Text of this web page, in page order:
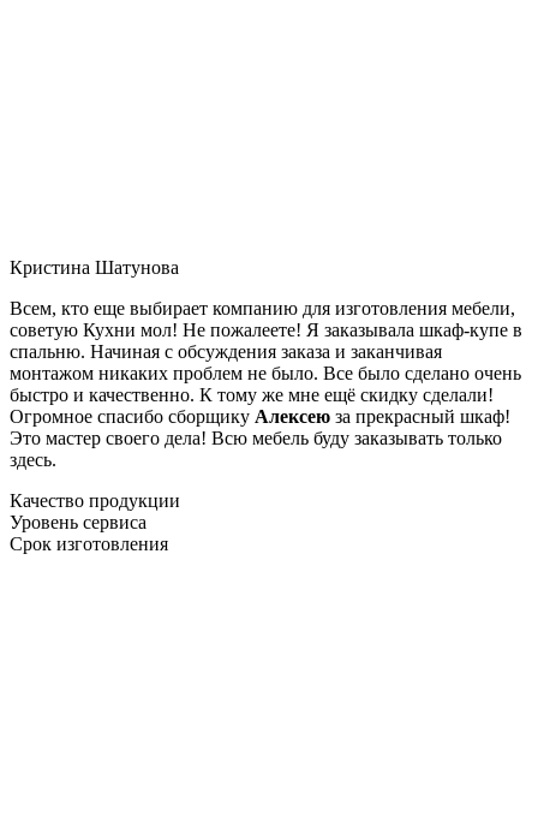
Кристина Шатунова
Всем, кто еще выбирает компанию для изготовления мебели,
советую Кухни мол! Не пожалеете! Я заказывала шкаф-купе в
спальню. Начиная с обсуждения заказа и заканчивая
монтажом никаких проблем не было. Все было сделано очень
быстро и качественно. К тому же мне ещё скидку сделали!
Огромное спасибо сборщику Алексею за прекрасный шкаф!
Это мастер своего дела! Всю мебель буду заказывать только
здесь.
Качество продукции
Уровень сервиса
Срок изготовления